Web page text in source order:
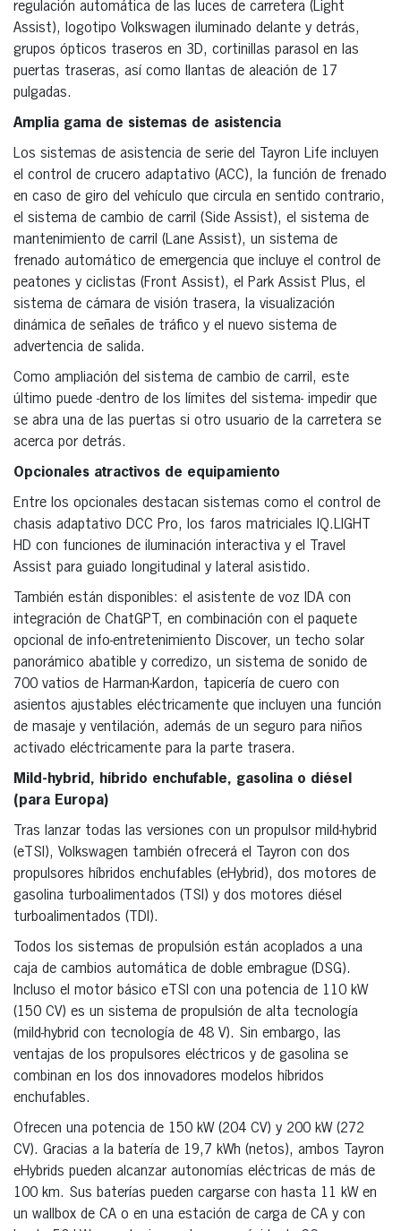
regulación automática de las luces de carretera (Light
Assist), logotipo Volkswagen iluminado delante y detrás,
grupos ópticos traseros en 3D, cortinillas parasol en las
puertas traseras, así como llantas de aleación de 17
pulgadas.
Amplia gama de sistemas de asistencia
Los sistemas de asistencia de serie del Tayron Life incluyen
el control de crucero adaptativo (ACC), la función de frenado
en caso de giro del vehículo que circula en sentido contrario,
el sistema de cambio de carril (Side Assist), el sistema de
mantenimiento de carril (Lane Assist), un sistema de
frenado automático de emergencia que incluye el control de
peatones y ciclistas (Front Assist), el Park Assist Plus, el
sistema de cámara de visión trasera, la visualización
dinámica de señales de tráfico y el nuevo sistema de
advertencia de salida.
Como ampliación del sistema de cambio de carril, este
último puede -dentro de los límites del sistema- impedir que
se abra una de las puertas si otro usuario de la carretera se
acerca por detrás.
Opcionales atractivos de equipamiento
Entre los opcionales destacan sistemas como el control de
chasis adaptativo DCC Pro, los faros matriciales IQ.LIGHT
HD con funciones de iluminación interactiva y el Travel
Assist para guiado longitudinal y lateral asistido.
También están disponibles: el asistente de voz IDA con
integración de ChatGPT, en combinación con el paquete
opcional de info-entretenimiento Discover, un techo solar
panorámico abatible y corredizo, un sistema de sonido de
700 vatios de Harman-Kardon, tapicería de cuero con
asientos ajustables eléctricamente que incluyen una función
de masaje y ventilación, además de un seguro para niños
activado eléctricamente para la parte trasera.
Mild-hybrid, híbrido enchufable, gasolina o diésel
(para Europa)
Tras lanzar todas las versiones con un propulsor mild-hybrid
(eTSI), Volkswagen también ofrecerá el Tayron con dos
propulsores híbridos enchufables (eHybrid), dos motores de
gasolina turboalimentados (TSI) y dos motores diésel
turboalimentados (TDI).
Todos los sistemas de propulsión están acoplados a una
caja de cambios automática de doble embrague (DSG).
Incluso el motor básico eTSI con una potencia de 110 kW
(150 CV) es un sistema de propulsión de alta tecnología
(mild-hybrid con tecnología de 48 V). Sin embargo, las
ventajas de los propulsores eléctricos y de gasolina se
combinan en los dos innovadores modelos híbridos
enchufables.
Ofrecen una potencia de 150 kW (204 CV) y 200 kW (272
CV). Gracias a la batería de 19,7 kWh (netos), ambos Tayron
eHybrids pueden alcanzar autonomías eléctricas de más de
100 km. Sus baterías pueden cargarse con hasta 11 kW en
un wallbox de CA o en una estación de carga de CA y con